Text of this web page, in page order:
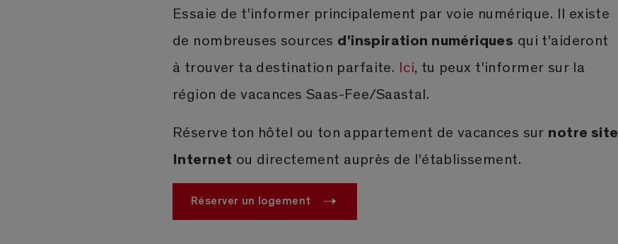
Essaie de t'informer principalement par voie numérique. Il existe
de nombreuses sources d'inspiration numériques qui t'aideront
à trouver ta destination parfaite. Ici, tu peux t'informer sur la
région de vacances Saas-Fee/Saastal.
Réserve ton hôtel ou ton appartement de vacances sur notre site
Internet ou directement auprès de l'établissement.
Réserver un logement